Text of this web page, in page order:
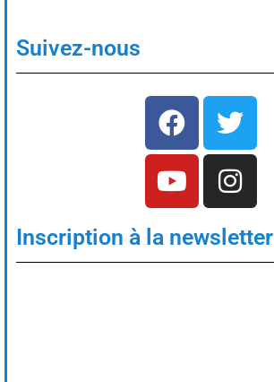
Suivez-nous
Inscription à la newsletter